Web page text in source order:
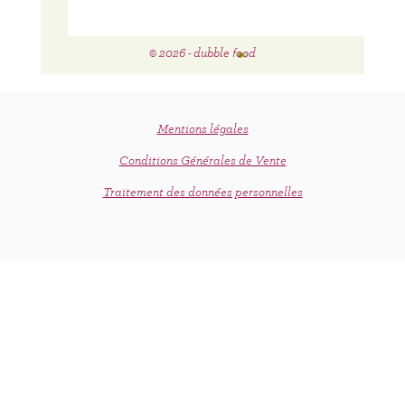
Mentions légales
Conditions Générales de Vente
© 2026 - dubble food
Traitement des données personnelles